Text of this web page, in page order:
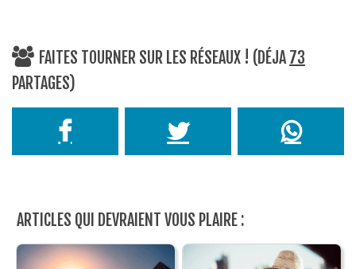
FAITES TOURNER SUR LES RÉSEAUX ! (DÉJA 73
PARTAGES)
ARTICLES QUI DEVRAIENT VOUS PLAIRE :